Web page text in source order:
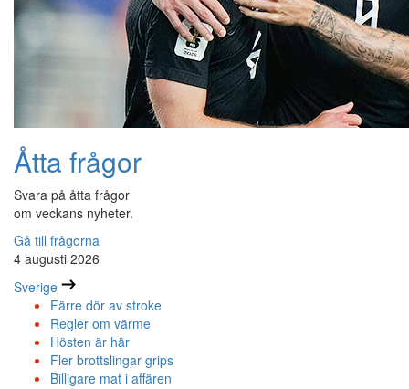
Åtta frågor
Svara på åtta frågor
om veckans nyheter.
Gå till frågorna
4 augusti 2026
Sverige
Färre dör av stroke
Regler om värme
Hösten är här
Fler brottslingar grips
Billigare mat i affären